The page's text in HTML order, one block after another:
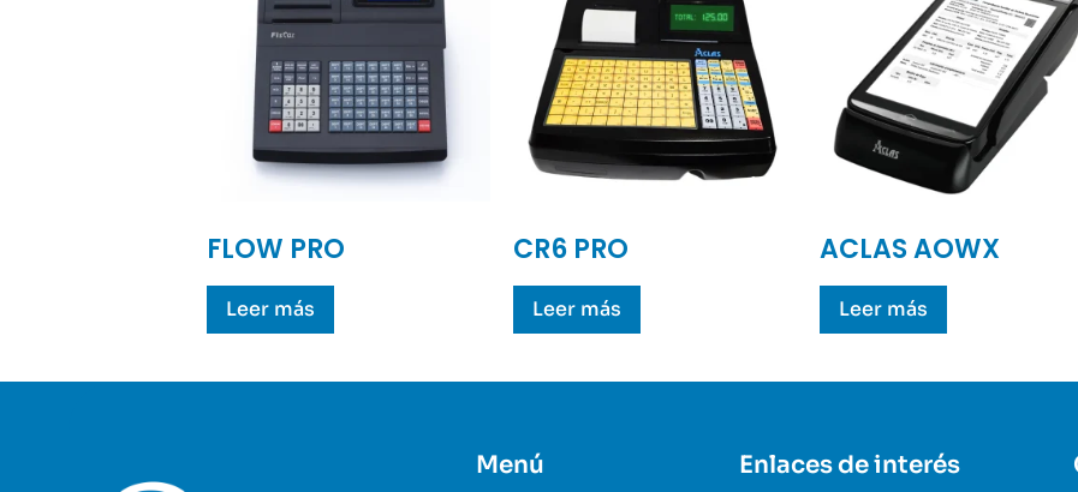
FLOW PRO
Leer más
CR6 PRO
Leer más
ACLAS AOWX
Leer más
Menú Enlaces de interés​